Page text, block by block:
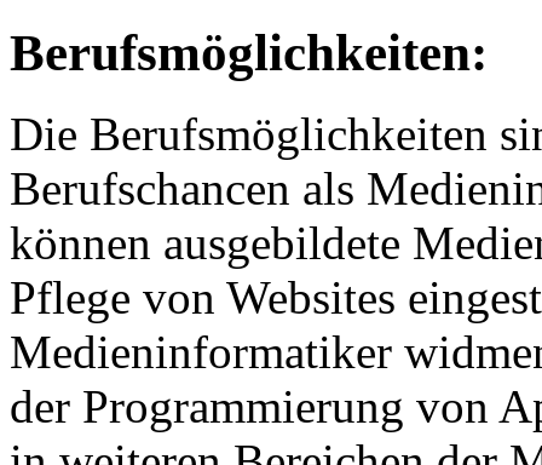
Berufsmöglichkeiten:
Die Berufsmöglichkeiten
Berufschancen als
können ausgebildete
Pflege von Websites
Medieninformatiker
der Programmierung von